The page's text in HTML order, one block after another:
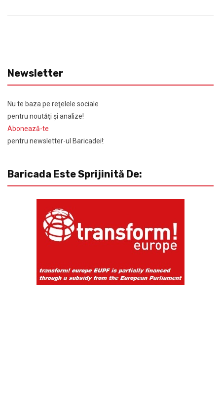
Newsletter
Nu te baza pe reţelele sociale
pentru noutăţi şi analize!
Abonează-te
pentru newsletter-ul Baricadei!:
Baricada Este Sprijinită De: